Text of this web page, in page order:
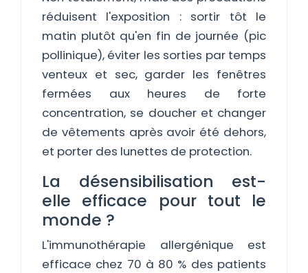
réduisent l'exposition : sortir tôt le
matin plutôt qu'en fin de journée (pic
pollinique), éviter les sorties par temps
venteux et sec, garder les fenêtres
fermées aux heures de forte
concentration, se doucher et changer
de vêtements après avoir été dehors,
et porter des lunettes de protection.
La désensibilisation est-
elle efficace pour tout le
monde ?
L'immunothérapie allergénique est
efficace chez 70 à 80 % des patients